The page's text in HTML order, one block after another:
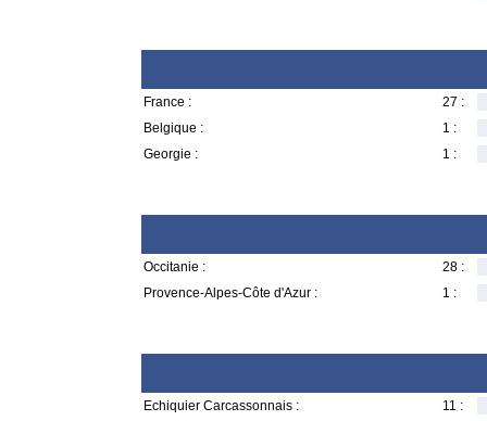
France :
27 :
Belgique :
1 :
Georgie :
1 :
Occitanie :
28 :
Provence-Alpes-Côte d'Azur :
1 :
Echiquier Carcassonnais :
11 :